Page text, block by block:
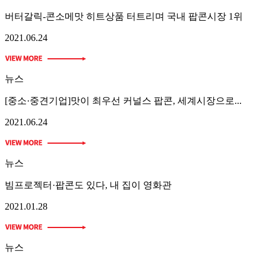
버터갈릭-콘소메맛 히트상품 터트리며 국내 팝콘시장 1위
2021.06.24
뉴스
[중소·중견기업]맛이 최우선 커널스 팝콘, 세계시장으로...
2021.06.24
뉴스
빔프로젝터·팝콘도 있다, 내 집이 영화관
2021.01.28
뉴스